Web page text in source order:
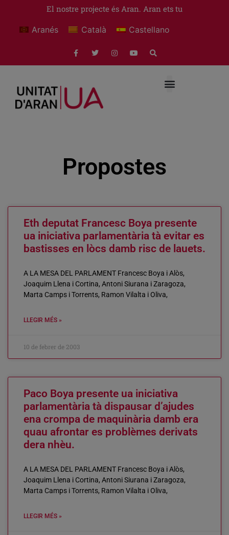
El nostre projecte és Aran. Aran ets tu
Aranés Català Castellano
Propostes
Eth deputat Francesc Boya presente
ua iniciativa parlamentària tà evitar es
bastisses en lòcs damb risc de lauets.
A LA MESA DEL PARLAMENT Francesc Boya i Alòs,
Joaquim Llena i Cortina, Antoni Siurana i Zaragoza,
Marta Camps i Torrents, Ramon Vilalta i Oliva,
LLEGIR MÉS »
10 de febrer de 2003
Paco Boya presente ua iniciativa
parlamentària tà dispausar d’ajudes
ena crompa de maquinària damb era
quau afrontar es problèmes derivats
dera nhèu.
A LA MESA DEL PARLAMENT Francesc Boya i Alòs,
Joaquim Llena i Cortina, Antoni Siurana i Zaragoza,
Marta Camps i Torrents, Ramon Vilalta i Oliva,
LLEGIR MÉS »